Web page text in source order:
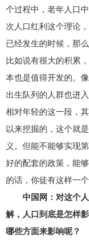
个过程中，老年人口
次人口红利这个理论
已经发生的时候，那
比如说有很大的积累
本也是值得开发的。
出生队列的人群也进
相对年轻的这一段，
以来挖掘的，这个就
义。但能不能够实现
好的配套的政策，能
的话，你徒有这样一
中国网：对这个
解，人口到底是怎样
哪些方面来影响呢？